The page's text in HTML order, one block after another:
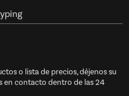
o lista de precios, déjenos su
en contacto dentro de las 24